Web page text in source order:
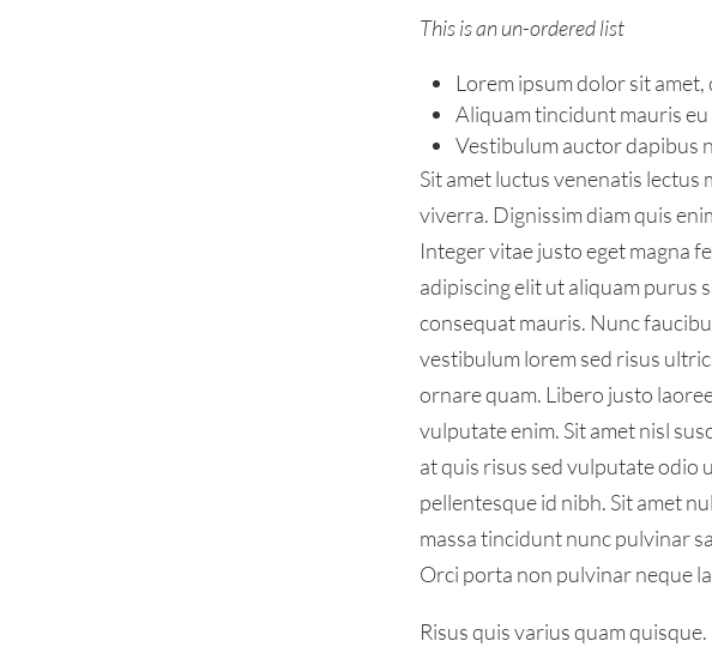
This is an un-ordered list
Lorem ipsum dolor sit
Aliquam tincidunt mauris eu
Vestibulum auctor dapibus
Sit amet luctus venenatis
viverra. Dignissim diam quis
Integer vitae justo eget magna
adipiscing elit ut aliquam purus
consequat mauris. Nunc
vestibulum lorem sed risus
ornare quam. Libero justo
vulputate enim. Sit amet nisl
at quis risus sed vulputate odio
pellentesque id nibh. Sit amet
massa tincidunt nunc pulvinar
Orci porta non pulvinar neque
Risus quis varius quam